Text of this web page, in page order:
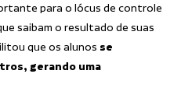
para o lócus de controle
saibam o resultado de suas
que os alunos se
gerando uma